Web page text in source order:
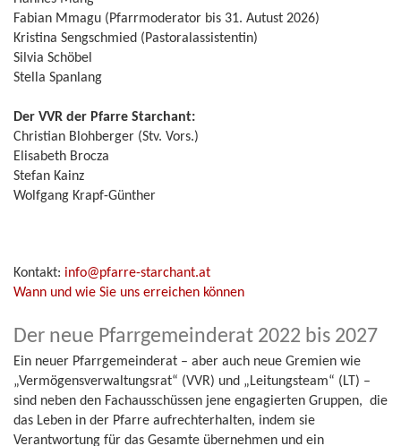
Fabian Mmagu (Pfarrmoderator bis 31. Autust 2026)
Kristina Sengschmied (Pastoralassistentin)
Silvia Schöbel
Stella Spanlang
Der VVR der Pfarre Starchant:
Christian Blohberger (Stv. Vors.)
Elisabeth Brocza
Stefan Kainz
Wolfgang Krapf-Günther
Kontakt: info@pfarre-starchant.at
Wann und wie Sie uns erreichen können
Der neue Pfarrgemeinderat 2022 bis 2027
Ein neuer Pfarrgemeinderat – aber auch neue Gremien wie
„Vermögensverwaltungsrat“ (VVR) und „Leitungsteam“ (LT) –
sind neben den Fachausschüssen jene engagierten Gruppen, die
das Leben in der Pfarre aufrechterhalten, indem sie
Verantwortung für das Gesamte übernehmen und ein